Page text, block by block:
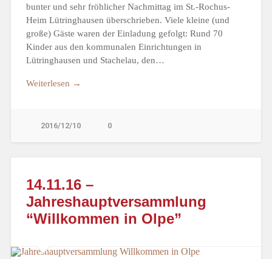
bunter und sehr fröhlicher Nachmittag im St.-Rochus-
Heim Lütringhausen überschrieben. Viele kleine (und
große) Gäste waren der Einladung gefolgt: Rund 70
Kinder aus den kommunalen Einrichtungen in
Lütringhausen und Stachelau, den…
Weiterlesen →
2016/12/10 0
14.11.16 –
Jahreshauptversammlung
“Willkommen in Olpe”